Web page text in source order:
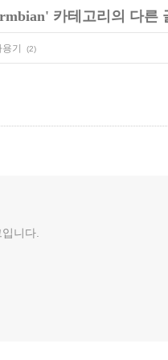
' 카테고리의 다른
기 (2)
니다.